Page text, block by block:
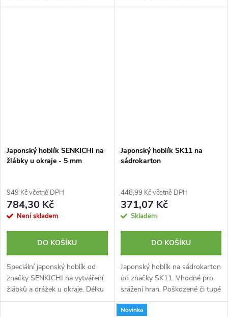
srovnávání okrajů či vršků
hoblík je alternativou k hoblíku
Japonský hoblík SENKICHI na
žlábky u okraje - 5 mm
949 Kč včetně DPH
784,30 Kč
Není skladem
DO KOŠÍKU
Speciální japonský hoblík od
značky SENKICHI na vytváření
žlábků a drážek u okraje. Délku
od okraje lze nastavit díky
Japonský hoblík SK11 na
sádrokarton
448,99 Kč včetně DPH
371,07 Kč
Skladem
DO KOŠÍKU
Japonský hoblík na sádrokarton
od značky SK11. Vhodné pro
srážení hran. Poškozené či tupé
ostří lze vyměnit za jakoukoliv
komerční čepel. Určen pro
Novinka